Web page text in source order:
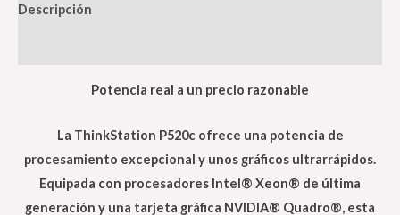
Descripción
Potencia real a un precio razonable
La ThinkStation P520c ofrece una potencia de
procesamiento excepcional y unos gráficos ultrarrápidos.
Equipada con procesadores Intel® Xeon® de última
generación y una tarjeta gráfica NVIDIA® Quadro®, esta